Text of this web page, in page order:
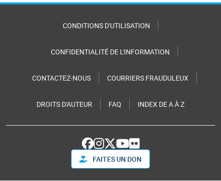
CONDITIONS D'UTILISATION
CONFIDENTIALITÉ DE L'INFORMATION
CONTACTEZ-NOUS COURRIERS FRAUDULEUX
DROITS D'AUTEUR FAQ INDEX DE A À Z
FAITES UN DON